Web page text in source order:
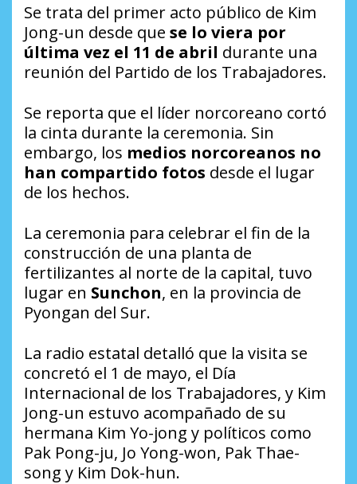
Se trata del primer acto público de Kim
Jong-un desde que se lo viera por
última vez el 11 de abril durante una
reunión del Partido de los Trabajadores.
Se reporta que el líder norcoreano cortó
la cinta durante la ceremonia. Sin
embargo, los medios norcoreanos no
han compartido fotos desde el lugar
de los hechos.
La ceremonia para celebrar el fin de la
construcción de una planta de
fertilizantes al norte de la capital, tuvo
lugar en Sunchon, en la provincia de
Pyongan del Sur.
La radio estatal detalló que la visita se
concretó el 1 de mayo, el Día
Internacional de los Trabajadores, y Kim
Jong-un estuvo acompañado de su
hermana Kim Yo-jong y políticos como
Pak Pong-ju, Jo Yong-won, Pak Thae-
song y Kim Dok-hun.